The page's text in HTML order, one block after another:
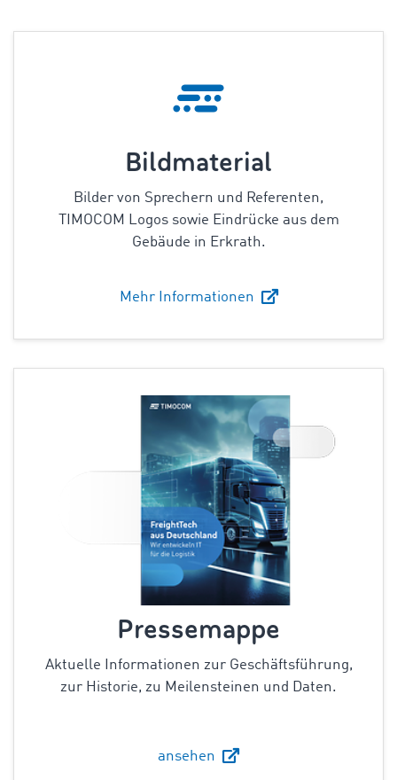
Bildmaterial
Bilder von Sprechern und Referenten,
TIMOCOM Logos sowie Eindrücke aus dem
Gebäude in Erkrath.
Mehr Informationen
Pressemappe
Aktuelle Informationen zur Geschäftsführung,
zur Historie, zu Meilensteinen und Daten.
ansehen